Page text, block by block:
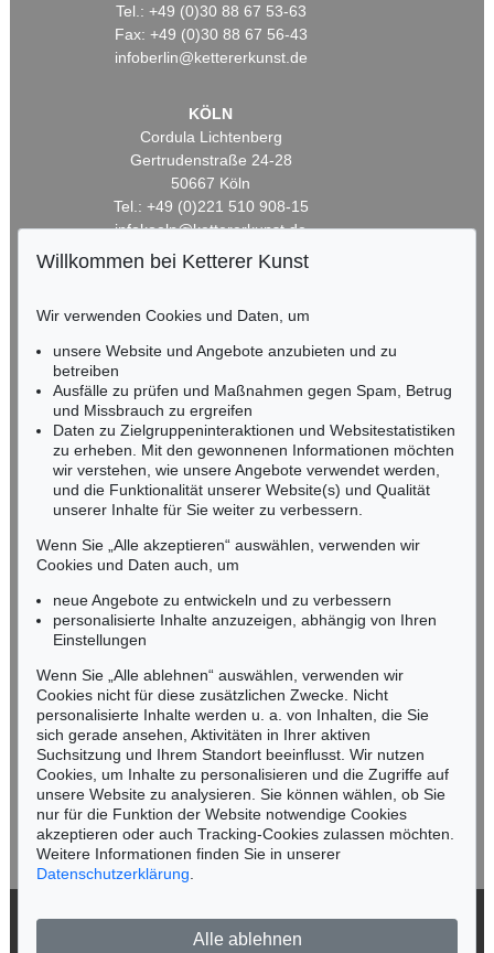
Tel.: +49 (0)30 88 67 53-63
Fax: +49 (0)30 88 67 56-43
infoberlin@kettererkunst.de
KÖLN
Cordula Lichtenberg
Gertrudenstraße 24-28
50667 Köln
Tel.: +49 (0)221 510 908-15
infokoeln@kettererkunst.de
HESSEN
Miriam Heß
Tel.: +49 (0)62 21 58 80-038
Fax: +49 (0)62 21 58 80-595
infoheidelberg@kettererkunst.de
NORDDEUTSCHLAND
Nico Kassel, M.A.
Mobil: +49 (0)171 8618661
n.kassel@kettererkunst.de
Keine Auktion mehr verpassen!
Wir informieren Sie rechtzeitig.
Jetzt zum Newsletter anmelden >
Willkommen bei Ketterer Kunst
Wir verwenden Cookies und Daten, um
unsere Website und Angebote anzubieten und zu
betreiben
Ausfälle zu prüfen und Maßnahmen gegen Spam, Betrug
und Missbrauch zu ergreifen
Daten zu Zielgruppeninteraktionen und Websitestatistiken
zu erheben. Mit den gewonnenen Informationen möchten
wir verstehen, wie unsere Angebote verwendet werden,
und die Funktionalität unserer Website(s) und Qualität
unserer Inhalte für Sie weiter zu verbessern.
Wenn Sie „Alle akzeptieren“ auswählen, verwenden wir
Cookies und Daten auch, um
neue Angebote zu entwickeln und zu verbessern
personalisierte Inhalte anzuzeigen, abhängig von Ihren
Einstellungen
Wenn Sie „Alle ablehnen“ auswählen, verwenden wir
Cookies nicht für diese zusätzlichen Zwecke. Nicht
personalisierte Inhalte werden u. a. von Inhalten, die Sie
sich gerade ansehen, Aktivitäten in Ihrer aktiven
Suchsitzung und Ihrem Standort beeinflusst. Wir nutzen
Cookies, um Inhalte zu personalisieren und die Zugriffe auf
unsere Website zu analysieren. Sie können wählen, ob Sie
nur für die Funktion der Website notwendige Cookies
akzeptieren oder auch Tracking-Cookies zulassen möchten.
Weitere Informationen finden Sie in unserer
Datenschutzerklärung
Alle ablehnen